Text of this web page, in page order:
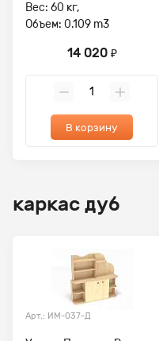
Вес: 60 кг,
Объем: 0.109 m3
14 020 ₽
В корзину
каркас дуб
Арт.: ИМ-037-Д